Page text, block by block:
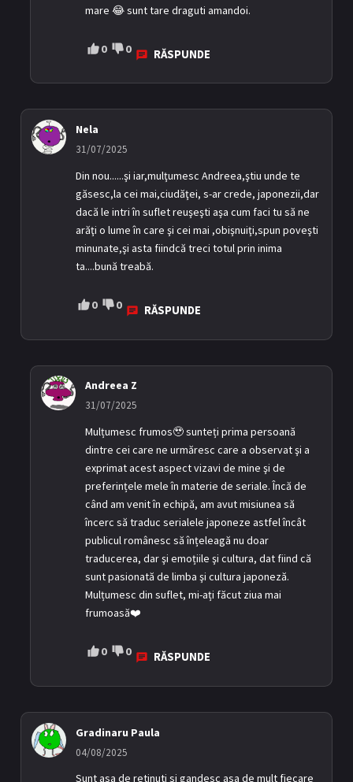
mare 😂 sunt tare draguti amandoi.
0 0 RĂSPUNDE
Nela
31/07/2025
Din nou......şi iar,mulţumesc Andreea,ştiu unde te
găsesc,la cei mai,ciudăţei, s-ar crede, japonezii,dar
dacă le intri în suflet reuşeşti aşa cum faci tu să ne
arăţi o lume în care şi cei mai ,obişnuiţi,spun poveşti
minunate,şi asta fiindcă treci totul prin inima
ta....bună treabă.
0 0 RĂSPUNDE
Andreea Z
31/07/2025
Mulțumesc frumos🥹 sunteți prima persoană
dintre cei care ne urmăresc care a observat şi a
exprimat acest aspect vizavi de mine şi de
preferințele mele în materie de seriale. Încă de
când am venit în echipă, am avut misiunea să
încerc să traduc serialele japoneze astfel încât
publicul românesc să înțeleagă nu doar
traducerea, dar şi emoțiile şi cultura, dat fiind că
sunt pasionată de limba şi cultura japoneză.
Mulțumesc din suflet, mi-ați făcut ziua mai
frumoasă❤️
0 0 RĂSPUNDE
Gradinaru Paula
04/08/2025
Sunt asa de retinuti si gandesc asa de mult fiecare